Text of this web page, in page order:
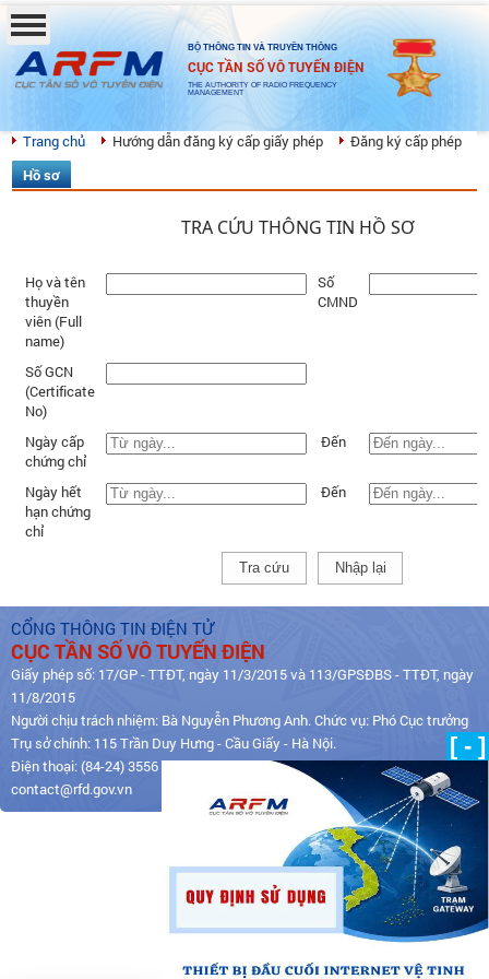
BỘ THÔNG TIN VÀ TRUYỀN THÔNG
CỤC TẦN SỐ VÔ TUYẾN ĐIỆN
THE AUTHORITY OF RADIO FREQUENCY
MANAGEMENT
Trang chủ Hướng dẫn đăng ký cấp giấy phép
Đăng ký cấp phép
Hồ sơ
TRA CỨU THÔNG TIN HỒ SƠ
Họ và tên
thuyền
viên (Full
name)
Số
CMND
Số GCN
(Certificate
No)
Ngày cấp
chứng chỉ
Đến
Ngày hết
hạn chứng
chỉ
Đến
Tra cứu Nhập lại
CỔNG THÔNG TIN ĐIỆN TỬ
CỤC TẦN SỐ VÔ TUYẾN ĐIỆN
Giấy phép số: 17/GP - TTĐT, ngày 11/3/2015 và 113/GPSĐBS - TTĐT, ngày
11/8/2015
Người chịu trách nhiệm: Bà Nguyễn Phương Anh. Chức vụ: Phó Cục trưởng
Trụ sở chính: 115 Trần Duy Hưng - Cầu Giấy - Hà Nội.
Điện thoại: (84-24) 3556 4919 | Fax: (84-24) 3556 4930 | Email:
contact@rfd.gov.vn
[ - ]